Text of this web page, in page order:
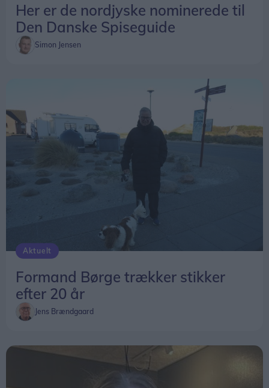
Her er de nordjyske nominerede til
Den Danske Spiseguide
Simon Jensen
Aktuelt
Formand Børge trækker stikker
efter 20 år
Jens Brændgaard